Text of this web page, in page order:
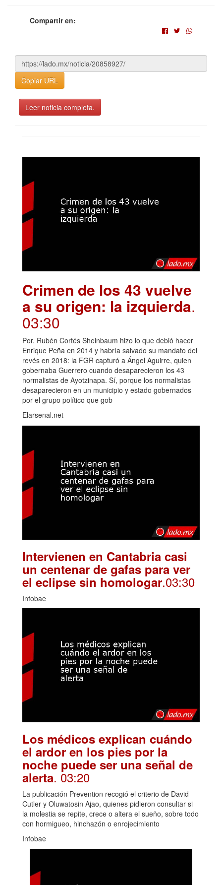
Compartir en:
Copiar URL
Leer noticia completa.
Crimen de los 43 vuelve
a su origen: la izquierda.
03:30
Por. Rubén Cortés Sheinbaum hizo lo que debió hacer
Enrique Peña en 2014 y habría salvado su mandato del
revés en 2018: la FGR capturó a Ángel Aguirre, quien
gobernaba Guerrero cuando desaparecieron los 43
normalistas de Ayotzinapa. Sí, porque los normalistas
desaparecieron en un municipio y estado gobernados
por el grupo político que gob
Elarsenal.net
Intervienen en Cantabria casi
un centenar de gafas para ver
el eclipse sin homologar.03:30
Infobae
Los médicos explican cuándo
el ardor en los pies por la
noche puede ser una señal de
alerta. 03:20
La publicación Prevention recogió el criterio de David
Cutler y Oluwatosin Ajao, quienes pidieron consultar si
la molestia se repite, crece o altera el sueño, sobre todo
con hormigueo, hinchazón o enrojecimiento
Infobae